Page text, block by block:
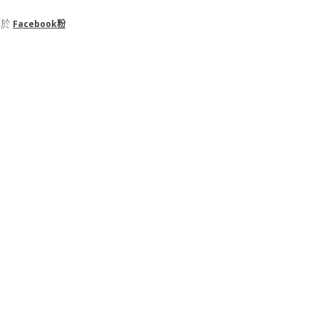
Facebook粉